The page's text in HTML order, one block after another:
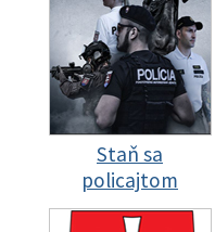
Staň sa
policajtom